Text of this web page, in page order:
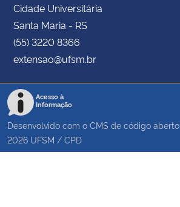
Cidade Universitária
Santa Maria - RS
(55) 3220 8366
extensao@ufsm.br
Acesso à
Informação
Desenvolvido com o CMS de código aberto
2026 UFSM / CPD